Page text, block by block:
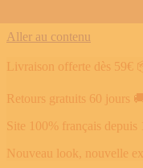
Aller au contenu
Livraison offerte dès 59€
Retours gratuits 60 jours
Site 100% français
Nouveau look, nouvelle